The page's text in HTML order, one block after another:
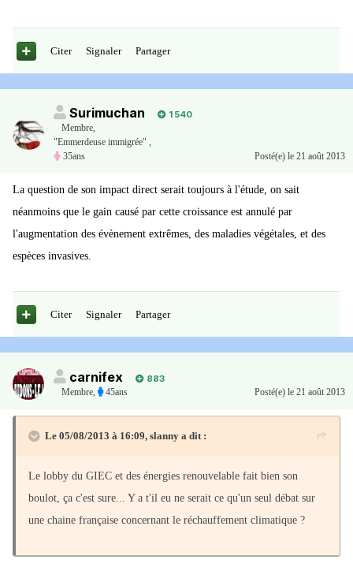
Citer Signaler Partager
Surimuchan
1 540
Membre,
"Emmerdeuse immigrée" ,
35ans
Posté(e) le 21 août 2013
La question de son impact direct serait toujours à l'étude, on sait
néanmoins que le gain causé par cette croissance est annulé par
l'augmentation des évènement extrêmes, des maladies végétales, et des
espèces invasives.
Citer Signaler Partager
carnifex
883
Membre, 45ans Posté(e) le 21 août 2013
Le 05/08/2013 à 16:09, slanny a dit :
Le lobby du GIEC et des énergies renouvelable fait bien son
boulot, ça c'est sure... Y a t'il eu ne serait ce qu'un seul débat sur
une chaine française concernant le réchauffement climatique ?